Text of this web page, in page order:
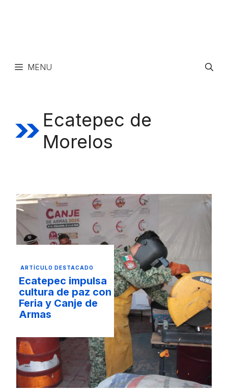
MENU
Ecatepec de
Morelos
ARTÍCULO DESTACADO
Ecatepec impulsa
cultura de paz con
Feria y Canje de
Armas